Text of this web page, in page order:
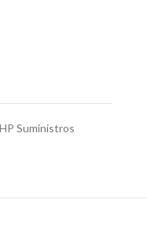
HP Suministros